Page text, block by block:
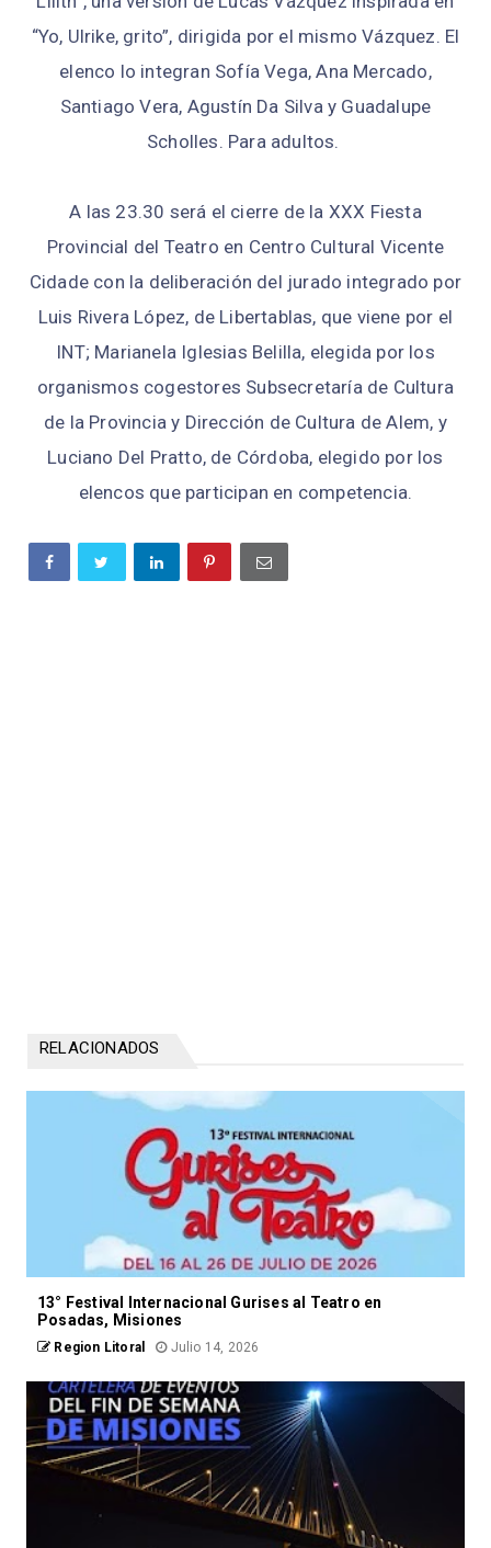
“Yo, Ulrike, grito”, dirigida por el mismo Vázquez. El
elenco lo integran Sofía Vega, Ana Mercado,
Santiago Vera, Agustín Da Silva y Guadalupe
Scholles. Para adultos.
A las 23.30 será el cierre de la XXX Fiesta
Provincial del Teatro en Centro Cultural Vicente
Cidade con la deliberación del jurado integrado por
Luis Rivera López, de Libertablas, que viene por el
INT; Marianela Iglesias Belilla, elegida por los
organismos cogestores Subsecretaría de Cultura
de la Provincia y Dirección de Cultura de Alem, y
Luciano Del Pratto, de Córdoba, elegido por los
elencos que participan en competencia.
RELACIONADOS
13° Festival Internacional Gurises al Teatro en
Posadas, Misiones
Region Litoral Julio 14, 2026